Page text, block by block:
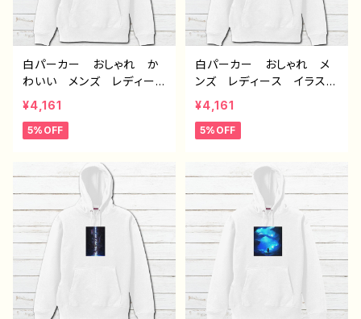
白パーカー おしゃれ か
わいい メンズ レディー
ス イラスト 風景 綺
麗 景色 美しい エモ
い かっこいい おすす
トレーター クリエイター
絵師 オリジナル デザイ
ン グッズ タイトル：第２
の故郷 作：J.タネダ F-5
¥4,161
5%OFF
白パーカー おしゃれ メ
ンズ レディース イラス
ト 風景 綺麗 景色 美
しい エモい かっこい
い おすすめ 個性的 人
エイター 絵師 オリジナ
ル デザイン グッズ ：海
底洞窟都市 作：J.タネ
ダ F-5
¥4,161
5%OFF